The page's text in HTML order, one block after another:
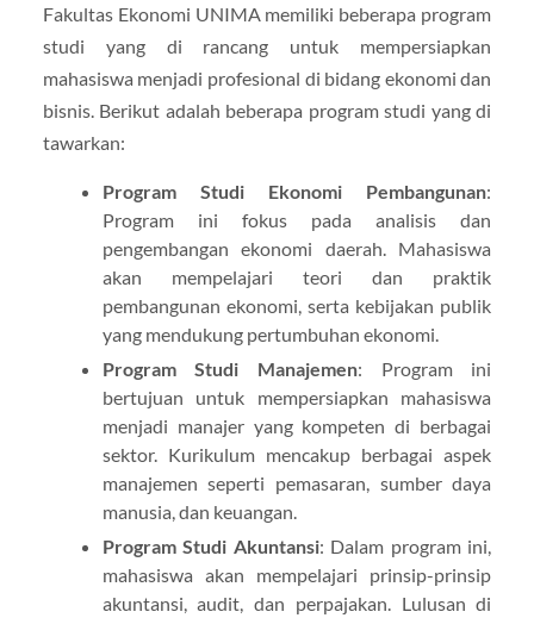
Fakultas Ekonomi UNIMA memiliki beberapa program
studi yang di rancang untuk mempersiapkan
mahasiswa menjadi profesional di bidang ekonomi dan
bisnis. Berikut adalah beberapa program studi yang di
tawarkan:
Program Studi Ekonomi Pembangunan:
Program ini fokus pada analisis dan
pengembangan ekonomi daerah. Mahasiswa
akan mempelajari teori dan praktik
pembangunan ekonomi, serta kebijakan publik
yang mendukung pertumbuhan ekonomi.
Program Studi Manajemen: Program ini
bertujuan untuk mempersiapkan mahasiswa
menjadi manajer yang kompeten di berbagai
sektor. Kurikulum mencakup berbagai aspek
manajemen seperti pemasaran, sumber daya
manusia, dan keuangan.
Program Studi Akuntansi: Dalam program ini,
mahasiswa akan mempelajari prinsip-prinsip
akuntansi, audit, dan perpajakan. Lulusan di